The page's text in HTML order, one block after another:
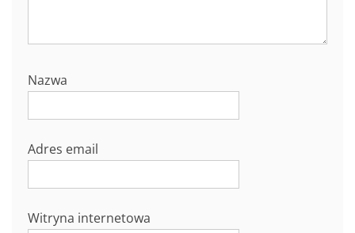
Nazwa
Adres email
Witryna internetowa